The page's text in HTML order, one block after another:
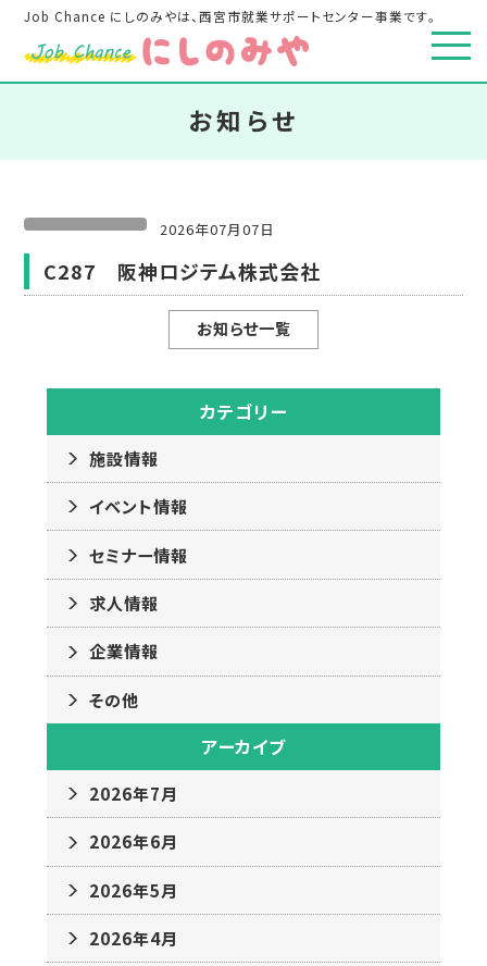
Job Chance にしのみやは、西宮市就業サポートセンター事業です。
お知らせ
2026年07月07日
C287 阪神ロジテム株式会社
お知らせ一覧
カテゴリー
施設情報
イベント情報
セミナー情報
求人情報
企業情報
その他
アーカイブ
2026年7月
2026年6月
2026年5月
2026年4月